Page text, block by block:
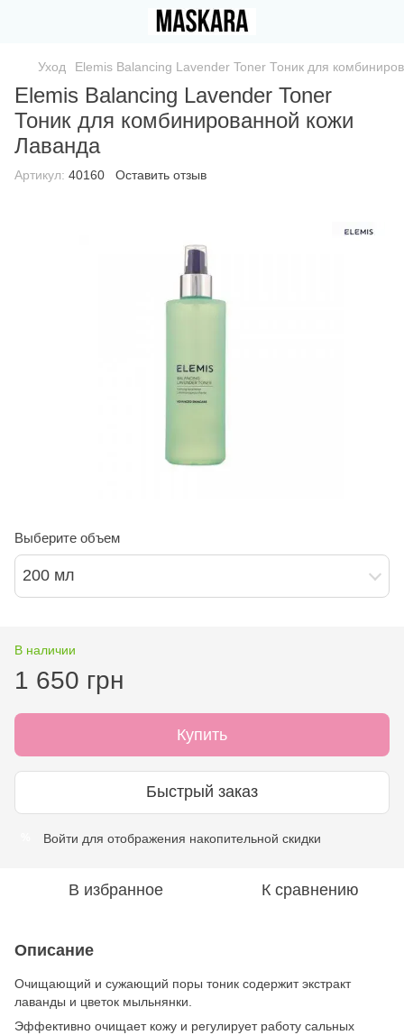
Уход Elemis Balancing Lavender Toner Тоник для
Elemis Balancing Lavender Toner
Тоник для комбинированной кожи
Лаванда
Артикул: 40160 Оставить отзыв
Выберите объем
200 мл
В наличии
1 650 грн
Купить
Быстрый заказ
Войти для отображения накопительной скидки
В избранное К сравнению
Описание
Очищающий и сужающий поры тоник содержит экстракт
лаванды и цветок мыльнянки.
Эффективно очищает кожу и регулирует работу сальных